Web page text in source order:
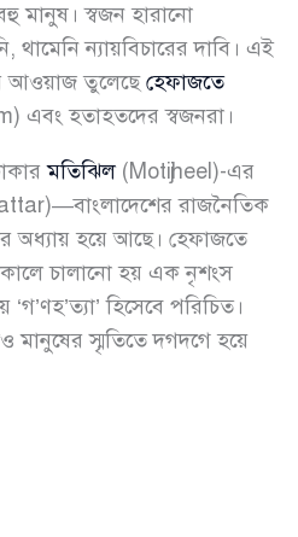
মানুষ। স্বজন হারানো
ন্যায়বিচারের দাবি। এই
আওয়াজ তুলেছেহেফাজতে
এবং হতাহতদের স্বজনরা।
মতিঝিল(Motijheel)-এর
রাজনৈতিক
অধ্যায় হয়ে আছে। হেফাজতে
চালানো হয় এক নৃশংস
হিসেবে পরিচিত।
স্মৃতিতে দগদগে হয়ে